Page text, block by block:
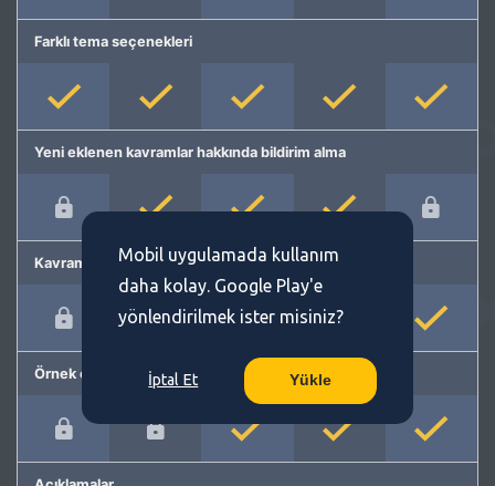
Farklı tema seçenekleri
Yeni eklenen kavramlar hakkında bildirim alma
Kavram önerme
Örnek cümleler
Mobil uygulamada kullanım
daha kolay. Google Play'e
yönlendirilmek ister misiniz?
İptal Et Yükle